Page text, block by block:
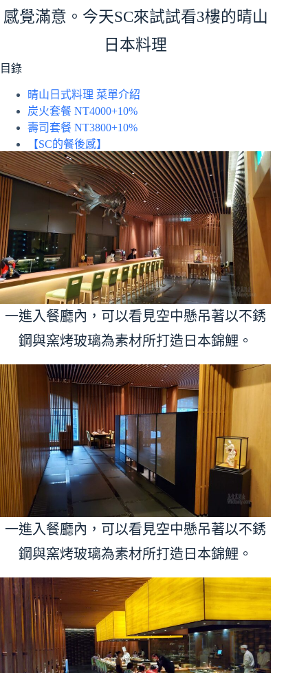
感覺滿意。今天SC來試試看3樓的晴山
日本料理
目錄
晴山日式料理 菜單介紹
炭火套餐 NT4000+10%
壽司套餐 NT3800+10%
【SC的餐後感】
一進入餐廳內，可以看見空中懸吊著以不銹
鋼與窯烤玻璃為素材所打造日本錦鯉。
一進入餐廳內，可以看見空中懸吊著以不銹
鋼與窯烤玻璃為素材所打造日本錦鯉。